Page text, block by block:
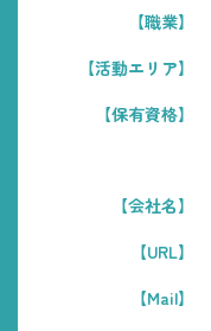
【職業】
【活動エリア】
【保有資格】
【会社名】
【URL】
【Mail】